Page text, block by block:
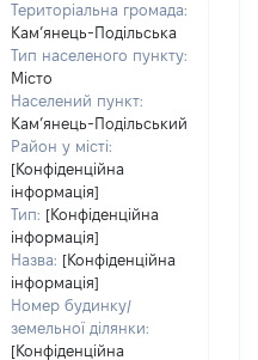
Територіальна громада:
Кам’янець-Подільська
Тип населеного пункту:
Місто
Населений пункт:
Кам’янець-Подільський
Район у місті:
[Конфіденційна
інформація]
Тип: [Конфіденційна
інформація]
Назва: [Конфіденційна
інформація]
Номер будинку/
земельної ділянки:
[Конфіденційна